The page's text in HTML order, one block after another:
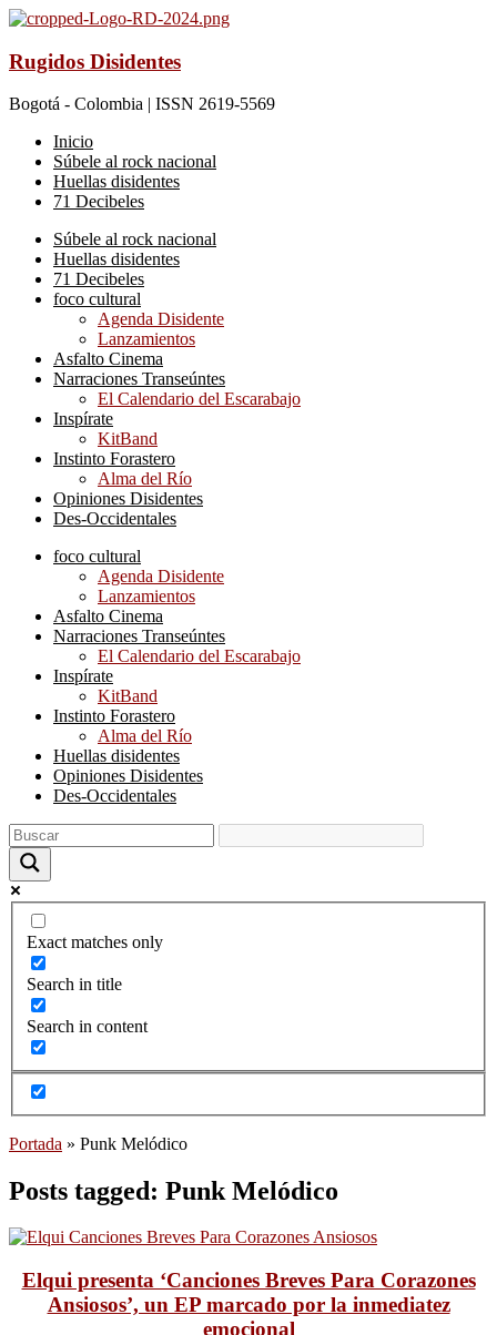
Rugidos Disidentes
Bogotá - Colombia | ISSN 2619-5569
Inicio
Súbele al rock nacional
Huellas disidentes
71 Decibeles
Súbele al rock nacional
Huellas disidentes
71 Decibeles
foco cultural
Agenda Disidente
Lanzamientos
Asfalto Cinema
Narraciones Transeúntes
El Calendario del Escarabajo
Inspírate
KitBand
Instinto Forastero
Alma del Río
Opiniones Disidentes
Des-Occidentales
foco cultural
Agenda Disidente
Lanzamientos
Asfalto Cinema
Narraciones Transeúntes
El Calendario del Escarabajo
Inspírate
KitBand
Instinto Forastero
Alma del Río
Huellas disidentes
Opiniones Disidentes
Des-Occidentales
Exact matches only
Search in title
Search in content
Portada » Punk Melódico
Posts tagged: Punk Melódico
Elqui presenta ‘Canciones Breves Para Corazones
Ansiosos’, un EP marcado por la inmediatez
emocional